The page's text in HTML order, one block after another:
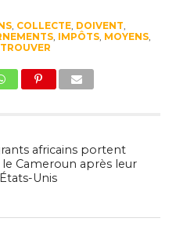
, COLLECTE, DOIVENT,
, IMPÔTS, MOYENS,
TROUVER
africains portent
Cameroun après leur
Unis